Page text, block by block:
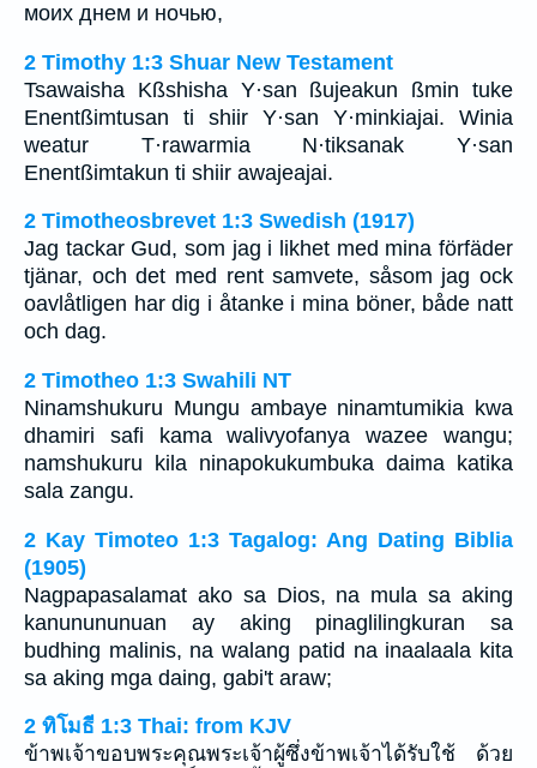
моих днем и ночью,
2 Timothy 1:3 Shuar New Testament
Tsawaisha Kßshisha Y·san ßujeakun ßmin tuke
Enentßimtusan ti shiir Y·san Y·minkiajai. Winia
weatur T·rawarmia N·tiksanak Y·san
Enentßimtakun ti shiir awajeajai.
2 Timotheosbrevet 1:3 Swedish (1917)
Jag tackar Gud, som jag i likhet med mina förfäder
tjänar, och det med rent samvete, såsom jag ock
oavlåtligen har dig i åtanke i mina böner, både natt
och dag.
2 Timotheo 1:3 Swahili NT
Ninamshukuru Mungu ambaye ninamtumikia kwa
dhamiri safi kama walivyofanya wazee wangu;
namshukuru kila ninapokukumbuka daima katika
sala zangu.
2 Kay Timoteo 1:3 Tagalog: Ang Dating Biblia
(1905)
Nagpapasalamat ako sa Dios, na mula sa aking
kanunununuan ay aking pinaglilingkuran sa
budhing malinis, na walang patid na inaalaala kita
sa aking mga daing, gabi't araw;
2 ทิโมธี 1:3 Thai: from KJV
ข้าพเจ้าขอบพระคุณพระเจ้าผู้ซึ่งข้าพเจ้าได้รับใช้ ด้วย